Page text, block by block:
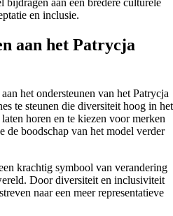
bijdragen aan een bredere culturele
en inclusie.
aan het Patrycja
het ondersteunen van het Patrycja
te steunen die diversiteit hoog in het
horen en te kiezen voor merken
de boodschap van het model verder
krachtig symbool van verandering
Door diversiteit en inclusiviteit
naar een meer representatieve